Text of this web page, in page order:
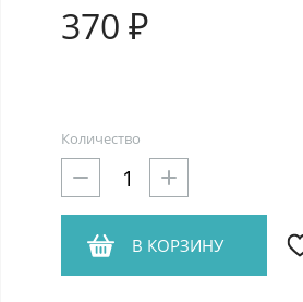
370 ₽
Количество
В КОРЗИНУ